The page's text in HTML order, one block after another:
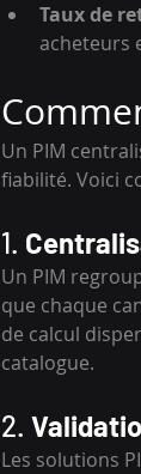
Taux de
acheteurs
Un PIM
fiabilité. Voici
1.
Un PIM
que chaque
de calcul
catalogue.
2.
Les solutions